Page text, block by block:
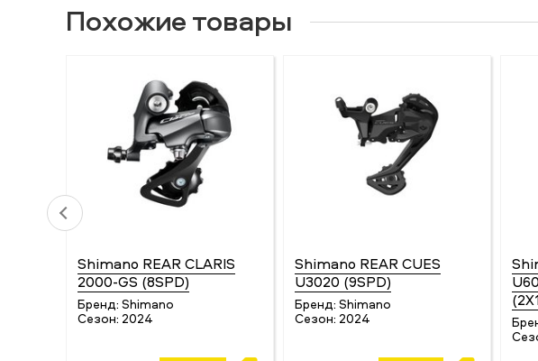
Похожие товары
Shimano REAR CLARIS
2000-GS (8SPD)
Бренд: Shimano
Сезон: 2024
Shimano REAR CUES
U3020 (9SPD)
Бренд: Shimano
Сезон: 2024